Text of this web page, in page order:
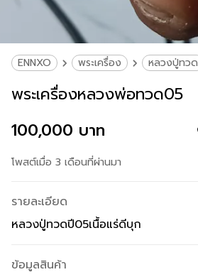
ENNXO พระเครื่อง หลวงปู่ทวด
พระเครื่องหลวงพ่อทวด05
100,000 บาท
โพสต์เมื่อ 3 เดือนที่ผ่านมา
รายละเอียด
หลวงปู่ทวดปี05เนื้อแร่ดีบุก
ข้อมูลสินค้า